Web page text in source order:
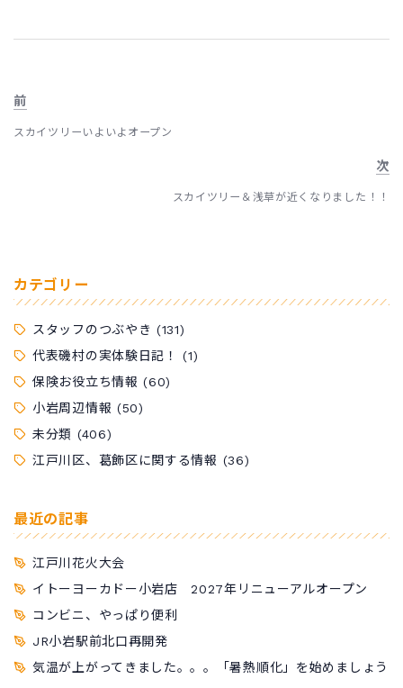
前
スカイツリーいよいよオープン
次
スカイツリー＆浅草が近くなりました！！
カテゴリー
スタッフのつぶやき (131)
代表磯村の実体験日記！
(1)
保険お役立ち情報 (60)
小岩周辺情報 (50)
未分類 (406)
江戸川区、葛飾区に関する情報 (36)
最近の記事
江戸川花火大会
イトーヨーカドー小岩店 2027年リニューアルオープン
コンビニ、やっぱり便利
JR小岩駅前北口再開発
気温が上がってきました。。。「暑熱順化」を始めましょう